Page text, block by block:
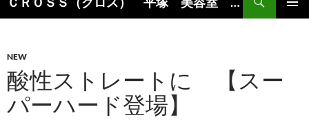
プ
索
NEW
酸性ストレートに 【スー
パーハード登場】